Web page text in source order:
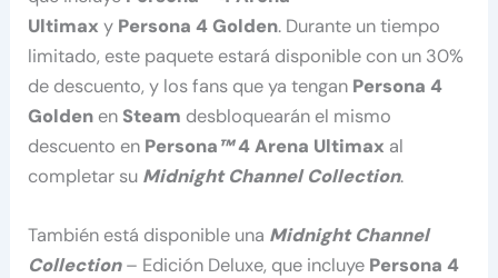
Ultimax y Persona 4 Golden. Durante un tiempo
limitado, este paquete estará disponible con un 30%
de descuento, y los fans que ya tengan Persona 4
Golden en Steam desbloquearán el mismo
descuento en Persona™4 Arena Ultimax al
completar su Midnight Channel Collection.
También está disponible una Midnight Channel
Collection– Edición Deluxe, que incluye Persona 4